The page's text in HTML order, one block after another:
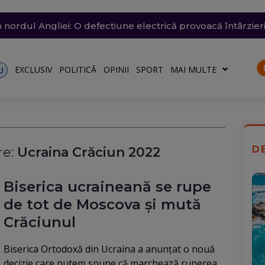
arestată în Germania, pentru că a spionat pentru
azi un nou record absolut de temperatură
nordul Angliei: O defecțiune electrică provoacă
O groapă de 3 metri adâncime a apărut în carosabil,
Dunăre a fost amânată din nou. Crește riscul pentru
EXCLUSIV POLITICĂ OPINII SPORT MAI MULTE
Ucraina Crăciun 2022
Biserica ucraineană se rupe
de tot de Moscova și mută
Crăciunul
Biserica Ortodoxă din Ucraina a anunțat o nouă